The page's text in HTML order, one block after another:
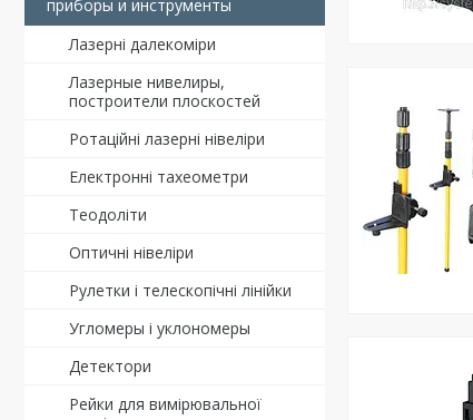
приборы и инструменты
Лазерні далекоміри
Лазерные нивелиры,
построители плоскостей
Ротаційні лазерні нівеліри
Електронні тахеометри
Теодоліти
Оптичні нівеліри
Рулетки і телескопічні лінійки
Угломеры і уклономеры
Детектори
Рейки для вимірювальної